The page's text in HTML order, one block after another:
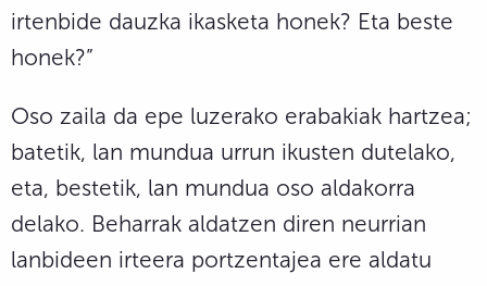
irtenbide dauzka ikasketa honek? Eta beste
honek?”
Oso zaila da epe luzerako erabakiak hartzea;
batetik, lan mundua urrun ikusten dutelako,
eta, bestetik, lan mundua oso aldakorra
delako. Beharrak aldatzen diren neurrian
lanbideen irteera portzentajea ere aldatu